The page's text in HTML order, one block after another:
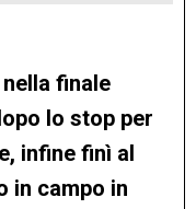
finale
lo stop per
infine finì al
in campo in